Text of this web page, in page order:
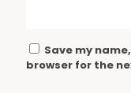
Save my
browser for the